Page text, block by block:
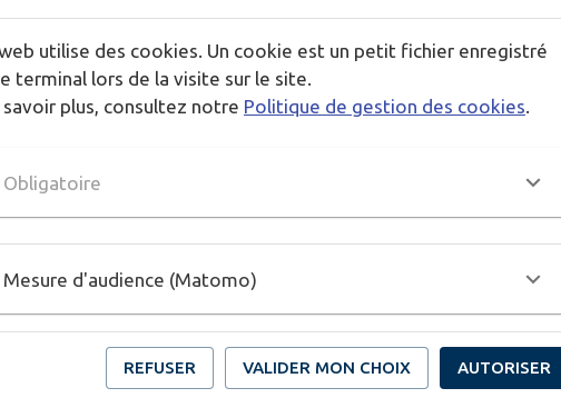
utilise des cookies. Un cookie est un petit fichier enregistré
terminal lors de la visite sur le site.
savoir plus, consultez notre Politique de gestion des cookies.
Obligatoire
Mesure d'audience (Matomo)
REFUSER VALIDER MON CHOIX AUTORISER